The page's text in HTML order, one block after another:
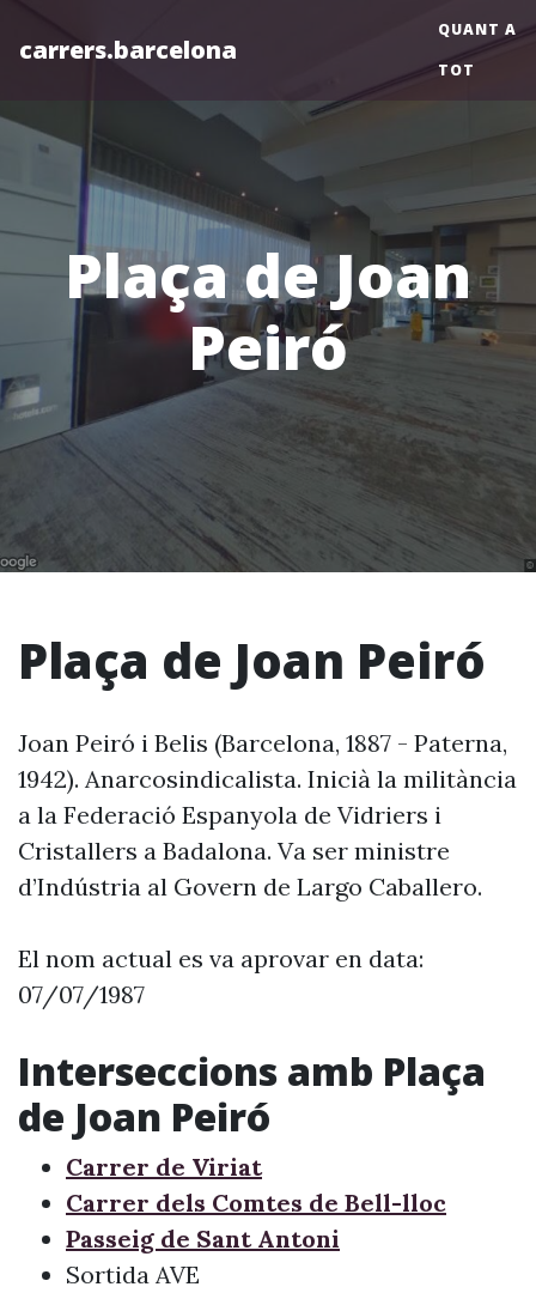
carrers.barcelona
QUANT A
TOT
Plaça de Joan
Peiró
Plaça de Joan Peiró
Joan Peiró i Belis (Barcelona, 1887 - Paterna,
1942). Anarcosindicalista. Inicià la militància
a la Federació Espanyola de Vidriers i
Cristallers a Badalona. Va ser ministre
d’Indústria al Govern de Largo Caballero.
El nom actual es va aprovar en data:
07/07/1987
Interseccions amb Plaça
de Joan Peiró
Carrer de Viriat
Carrer dels Comtes de Bell-lloc
Passeig de Sant Antoni
Sortida AVE